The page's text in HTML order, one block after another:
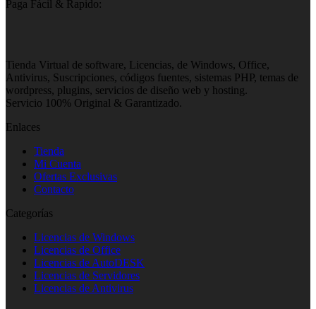
Paga Fácil & Rapido:
Tienda Virtual de software, Licencias, de Windows, Office,
Antivirus, Suscripciones, códigos fuentes, sistemas PHP, temas de
wordpress, plugins, servicios de diseño web y hosting.
Servicio 100% Original & Garantizado.
Enlaces
Tienda
Mi Cuenta
Ofertas Exclusivas
Contacto
Categorías
Licencias de Windows
Licencias de Office
Licencias de AutoDESK
Licencias de Servidores
Licencias de Antivirus